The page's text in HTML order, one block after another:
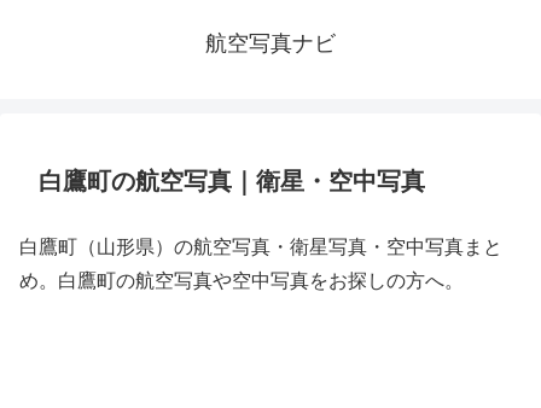
航空写真ナビ
白鷹町の航空写真｜衛星・空中写真
白鷹町（山形県）の航空写真・衛星写真・空中写真まと
め。白鷹町の航空写真や空中写真をお探しの方へ。